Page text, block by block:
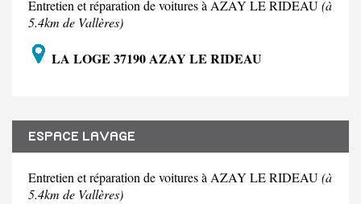
Entretien et réparation de voitures à AZAY LE RIDEAU(à
5.4km de Vallères)
LA LOGE 37190 AZAY LE RIDEAU
ESPACE LAVAGE
Entretien et réparation de voitures à AZAY LE RIDEAU(à
5.4km de Vallères)